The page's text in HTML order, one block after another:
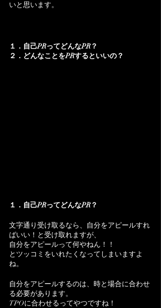
いと思います。
１．自己PRってどんなPR？
２．どんなことをPRするといいの？
１．自己PRってどんなPR？
文字通り受け取るなら、自分をアピールすれ
ばいい！と受け取れますが、
自分をアピールって何やねん！！
とツッコミをいれたくなってしまいますよ
ね。
自分をアピールするのは、時と場合に合わせ
る必要があります。
TPOに合わせるってやつですね！